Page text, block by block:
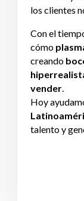
los clientes
Con el
cómo
creando
vender
Hoy
talento y